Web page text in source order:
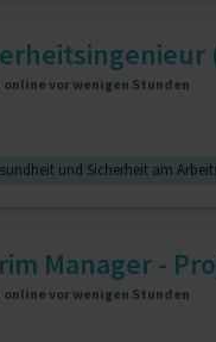
vor wenigen Stunden
und Sicherheit am
Manager -
vor wenigen Stunden